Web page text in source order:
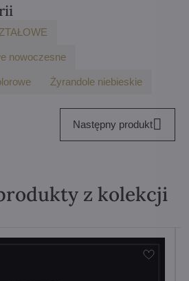
nowoczesne
Żyrandole niebieskie
Następny produkt
z kolekcji